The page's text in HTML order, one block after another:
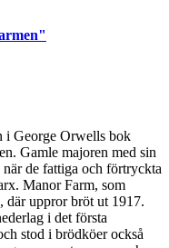
i George Orwells bok
Gamle majoren med sin
när de fattiga och förtryckta
Manor Farm, som
där uppror bröt ut 1917.
i det första
stod i brödköer också